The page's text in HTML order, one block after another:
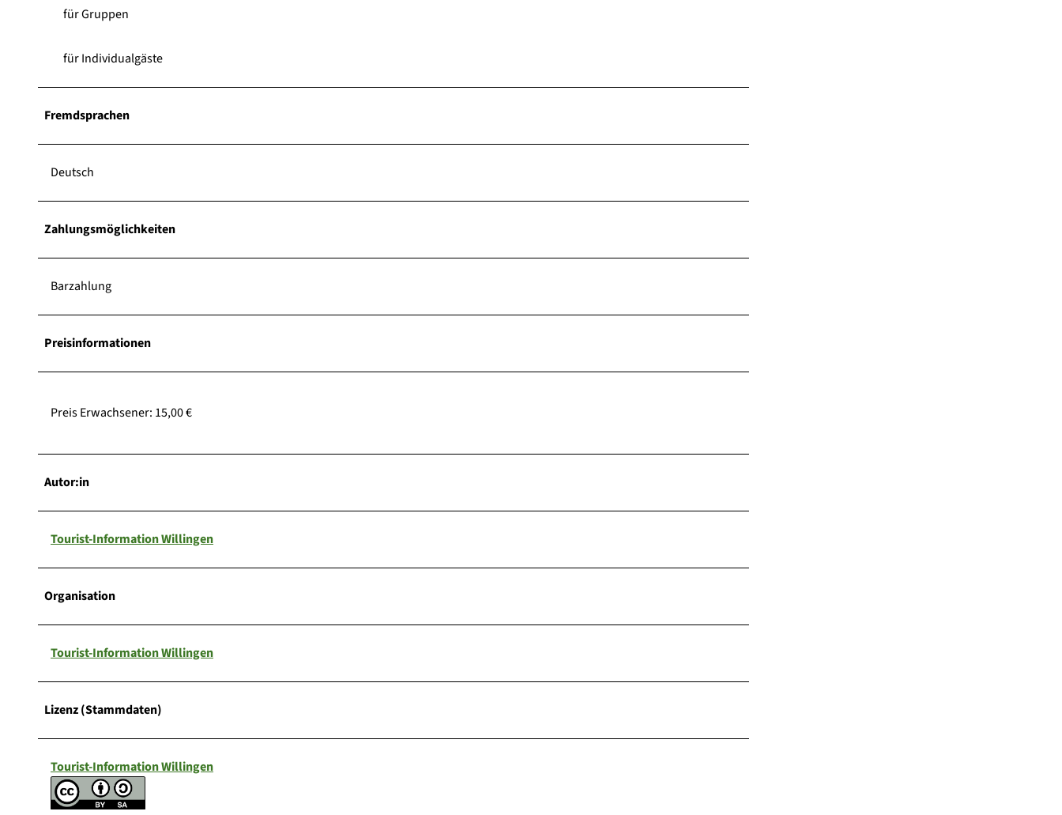
für Gruppen
für Individualgäste
Fremdsprachen
Deutsch
Zahlungsmöglichkeiten
Barzahlung
Preisinformationen
Preis Erwachsener: 15,00 €
Autor:in
Tourist-Information Willingen
Organisation
Tourist-Information Willingen
Lizenz (Stammdaten)
Tourist-Information Willingen